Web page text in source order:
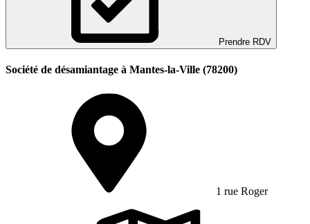
Prendre RDV
Société de désamiantage à Mantes-la-Ville (78200)
1 rue Roger